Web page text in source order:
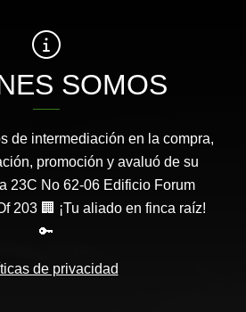
SOMOS
de intermediación en la compra,
promoción y avaluó de su
23C No 62-06 Edificio Forum
203 🏢 ¡Tu aliado en finca raíz!
🔑
de privacidad